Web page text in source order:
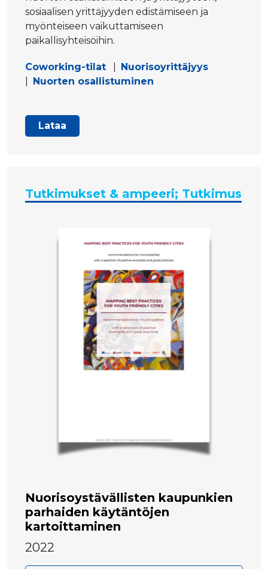
sosiaalisen yrittäjyyden edistämiseen ja
myönteiseen vaikuttamiseen
paikallisyhteisöihin.
Coworking-tilat
Nuorisoyrittäjyys
Nuorten osallistuminen
Lataa
Tutkimukset & ampeeri; Tutkimus
Nuorisoystävällisten kaupunkien
parhaiden käytäntöjen
kartoittaminen
2022